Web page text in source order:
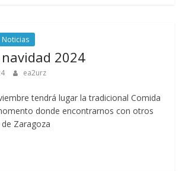
Noticias
2024
ea2urz
tendrá lugar la tradicional Comida
donde encontrarnos con otros
Zaragoza